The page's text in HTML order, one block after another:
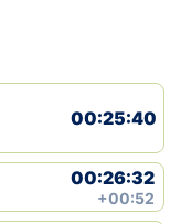
00:25:40
00:26:32
+00:52